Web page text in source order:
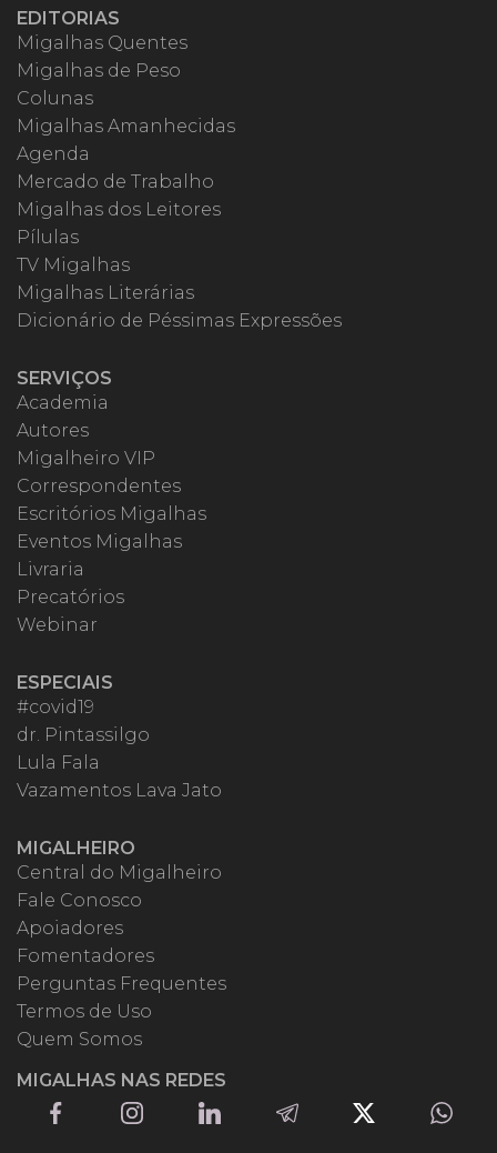
EDITORIAS
Migalhas Quentes
Migalhas de Peso
Colunas
Migalhas Amanhecidas
Agenda
Mercado de Trabalho
Migalhas dos Leitores
Pílulas
TV Migalhas
Migalhas Literárias
Dicionário de Péssimas Expressões
SERVIÇOS
Academia
Autores
Migalheiro VIP
Correspondentes
Escritórios Migalhas
Eventos Migalhas
Livraria
Precatórios
Webinar
ESPECIAIS
#covid19
dr. Pintassilgo
Lula Fala
Vazamentos Lava Jato
MIGALHEIRO
Central do Migalheiro
Fale Conosco
Apoiadores
Fomentadores
Perguntas Frequentes
Termos de Uso
Quem Somos
MIGALHAS NAS REDES